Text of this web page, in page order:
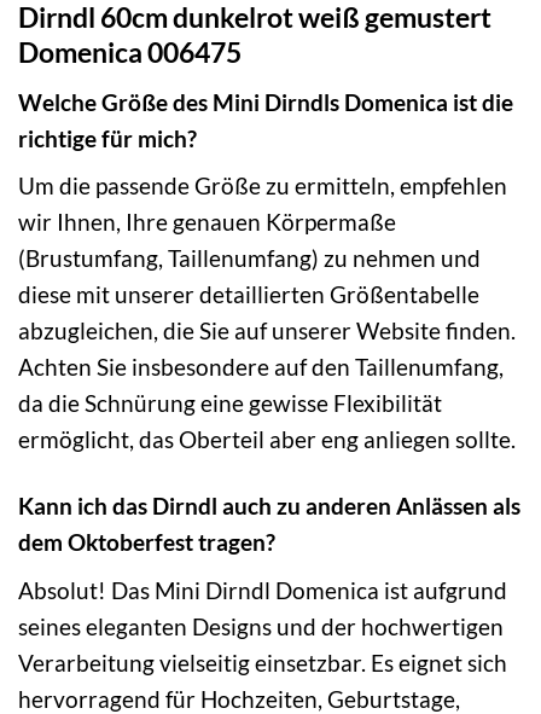
Dirndl 60cm dunkelrot weiß gemustert
Domenica 006475
Welche Größe des Mini Dirndls Domenica ist die
richtige für mich?
Um die passende Größe zu ermitteln, empfehlen
wir Ihnen, Ihre genauen Körpermaße
(Brustumfang, Taillenumfang) zu nehmen und
diese mit unserer detaillierten Größentabelle
abzugleichen, die Sie auf unserer Website finden.
Achten Sie insbesondere auf den Taillenumfang,
da die Schnürung eine gewisse Flexibilität
ermöglicht, das Oberteil aber eng anliegen sollte.
Kann ich das Dirndl auch zu anderen Anlässen als
dem Oktoberfest tragen?
Absolut! Das Mini Dirndl Domenica ist aufgrund
seines eleganten Designs und der hochwertigen
Verarbeitung vielseitig einsetzbar. Es eignet sich
hervorragend für Hochzeiten, Geburtstage,